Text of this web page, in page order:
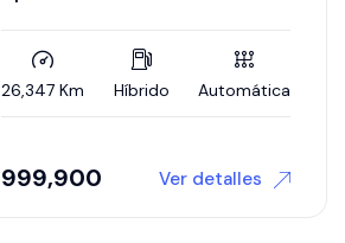
37,999 Km Gasolina Automática
$ 769,900 Ver detalles